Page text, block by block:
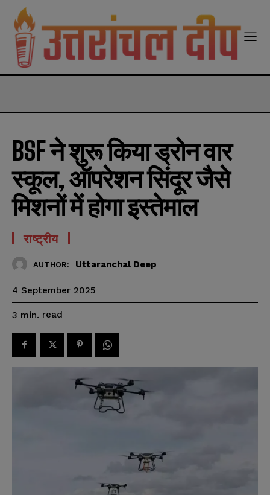
BSF ने शुरू किया ड्रोन वार
स्कूल, ऑपरेशन सिंदूर जैसे
मिशनों में होगा इस्तेमाल
राष्ट्रीय
AUTHOR: Uttaranchal Deep
4 September 2025
3 min. read